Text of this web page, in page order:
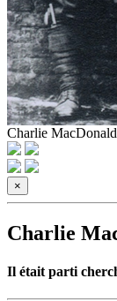
Charlie
×
Charlie
Il était parti